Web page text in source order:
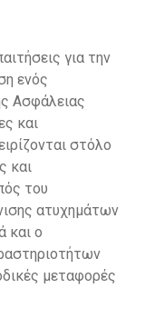
για την
ενός
Ασφάλειας
και
στόλο
και
του
ατυχημάτων
και ο
ων
μεταφορές